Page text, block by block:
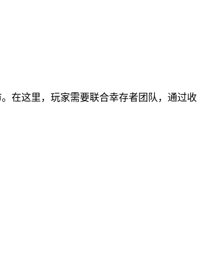
在这里，玩家需要联合幸存者团队，通过收